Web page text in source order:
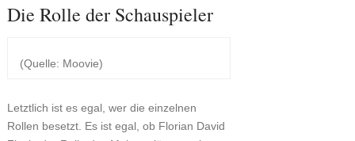
Die Rolle der Schauspieler
(Quelle: Moovie)
Letztlich ist es egal, wer die einzelnen
Rollen besetzt. Es ist egal, ob Florian David